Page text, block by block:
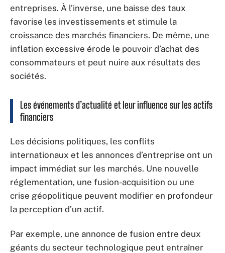
entreprises. À l’inverse, une baisse des taux
favorise les investissements et stimule la
croissance des marchés financiers. De même, une
inflation excessive érode le pouvoir d’achat des
consommateurs et peut nuire aux résultats des
sociétés.
Les événements d’actualité et leur influence sur les actifs
financiers
Les décisions politiques, les conflits
internationaux et les annonces d’entreprise ont un
impact immédiat sur les marchés. Une nouvelle
réglementation, une fusion-acquisition ou une
crise géopolitique peuvent modifier en profondeur
la perception d’un actif.
Par exemple, une annonce de fusion entre deux
géants du secteur technologique peut entraîner